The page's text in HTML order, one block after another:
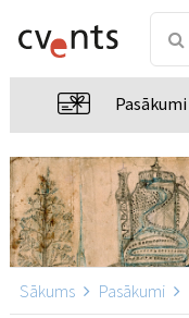
Pasākumi
Sākums Pasākumi